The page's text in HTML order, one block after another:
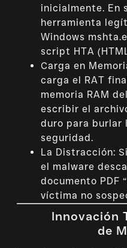
inicialmente. En
herramienta
Windows
script HTA
Carga en
carga el RAT
memoria RAM
escribir el
duro para burlar
seguridad.
La Distracción:
el malware
documento PDF
víctima no
Innovación
de